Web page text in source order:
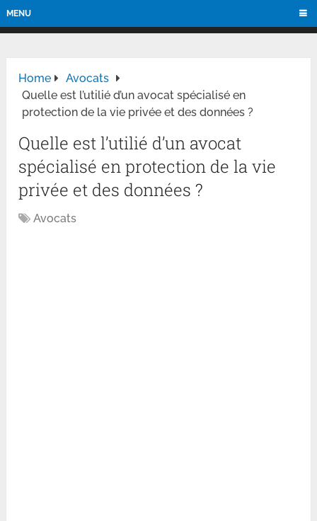
MENU
Home
Avocats
Quelle est l’utilié d’un avocat spécialisé en
protection de la vie privée et des données ?
Quelle est l’utilié d’un avocat
spécialisé en protection de la vie
privée et des données ?
Avocats